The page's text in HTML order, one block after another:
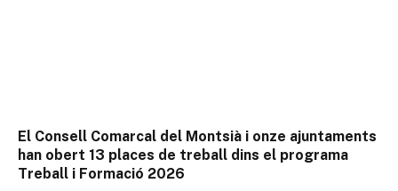
El Consell Comarcal del Montsià i onze ajuntaments
han obert 13 places de treball dins el programa
Treball i Formació 2026